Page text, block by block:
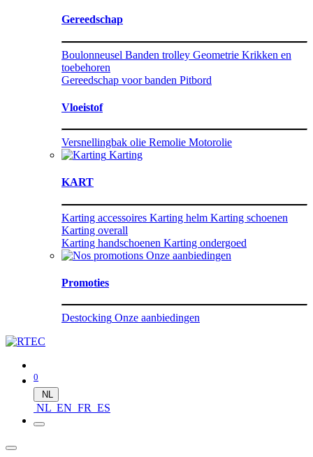
Gereedschap
Boulonneusel Banden trolley Geometrie Krikken en
toebehoren
Gereedschap voor banden Pitbord
Vloeistof
Versnellingbak olie Remolie Motorolie
Karting
KART
Karting accessoires Karting helm Karting schoenen
Karting overall
Karting handschoenen Karting ondergoed
Onze aanbiedingen
Promoties
Destocking Onze aanbiedingen
0
NL
NL EN FR ES